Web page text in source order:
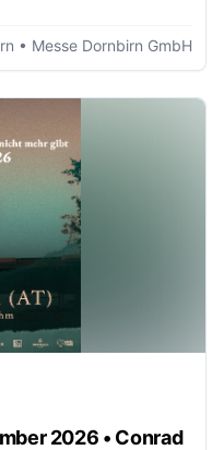
• Messe Dornbirn GmbH
2026 • Conrad